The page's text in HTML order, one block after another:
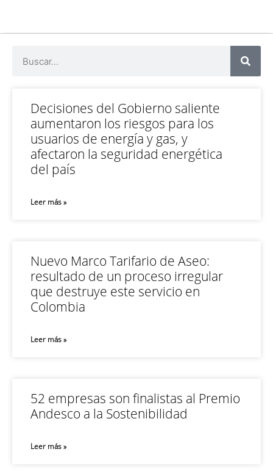
Decisiones del Gobierno saliente
aumentaron los riesgos para los
usuarios de energía y gas, y
afectaron la seguridad energética
del país
Leer más »
Nuevo Marco Tarifario de Aseo:
resultado de un proceso irregular
que destruye este servicio en
Colombia
Leer más »
52 empresas son finalistas al Premio
Andesco a la Sostenibilidad
Leer más »